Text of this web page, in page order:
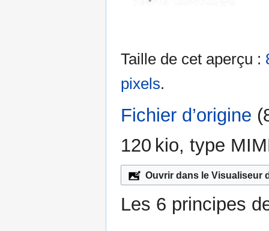
Taille de cet aperçu :
pixels.
Fichier d’origine
120 kio, type
Ouvrir dans le Visualiseur
Les 6 principes